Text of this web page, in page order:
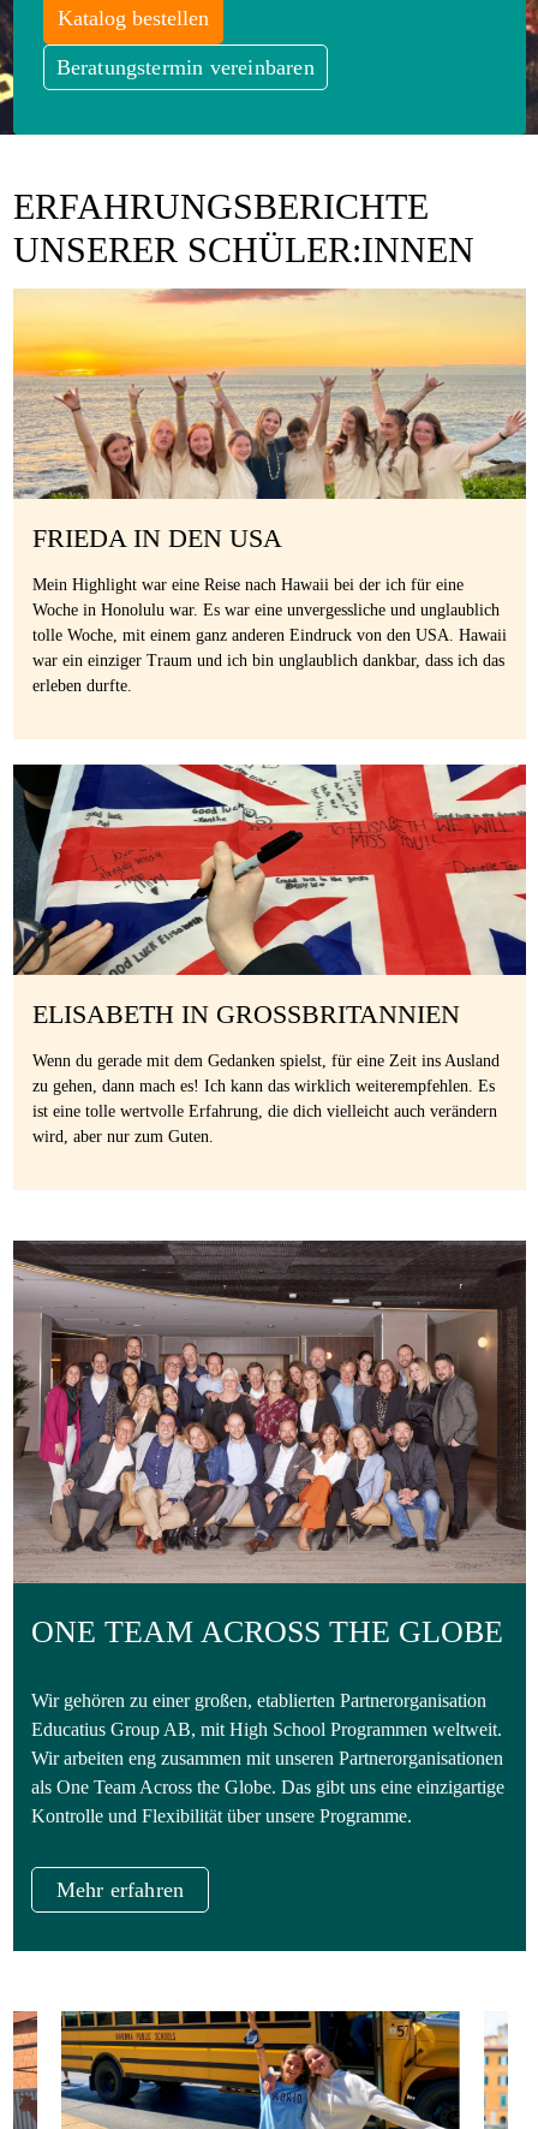
Katalog bestellen
Beratungstermin vereinbaren
ERFAHRUNGSBERICHTE
UNSERER SCHÜLER:INNEN
FRIEDA IN DEN USA
Mein Highlight war eine Reise nach Hawaii bei der ich für eine
Woche in Honolulu war. Es war eine unvergessliche und unglaublich
tolle Woche, mit einem ganz anderen Eindruck von den USA. Hawaii
war ein einziger Traum und ich bin unglaublich dankbar, dass ich das
erleben durfte.
ELISABETH IN GROSSBRITANNIEN
Wenn du gerade mit dem Gedanken spielst, für eine Zeit ins Ausland
zu gehen, dann mach es! Ich kann das wirklich weiterempfehlen. Es
ist eine tolle wertvolle Erfahrung, die dich vielleicht auch verändern
wird, aber nur zum Guten.
ONE TEAM ACROSS THE GLOBE
Wir gehören zu einer großen, etablierten Partnerorganisation
Educatius Group AB, mit High School Programmen weltweit.
Wir arbeiten eng zusammen mit unseren Partnerorganisationen
als One Team Across the Globe. Das gibt uns eine einzigartige
Kontrolle und Flexibilität über unsere Programme.
Mehr erfahren